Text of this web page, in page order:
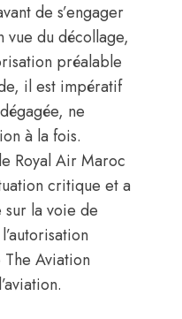
de s’engager
vue du décollage,
préalable
il est impératif
ne
à la fois.
Royal Air Maroc
critique et a
sur la voie de
Aviation